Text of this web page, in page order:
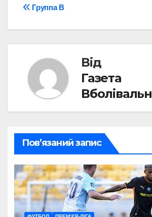
Навігація
записів
Группа В
Від
Газета
Пов’язаний запис